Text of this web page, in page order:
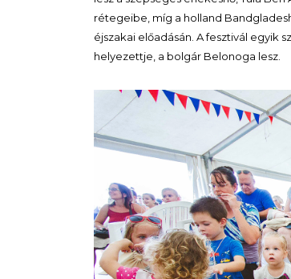
rétegeibe, míg a holland
éjszakai előadásán. A fesztivál egyik
helyezettje, a bolgár Belonoga lesz.